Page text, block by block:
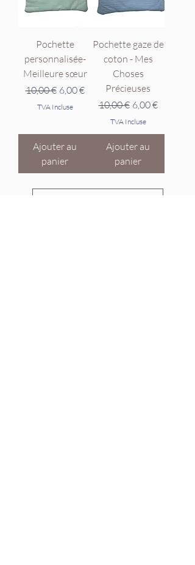
Pochette
personnalisée-
Meilleure sœur
Prix original
10,00 € Prix promotionnel
6,00 €
TVA Incluse
Ajouter au
panier
Pochette gaze de
coton - Mes
Choses
Précieuses
Prix original
10,00 € Prix
6,00 €
TVA Incluse
Ajouter au
panier